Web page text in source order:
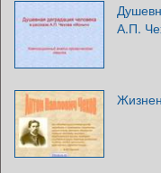
А.П.